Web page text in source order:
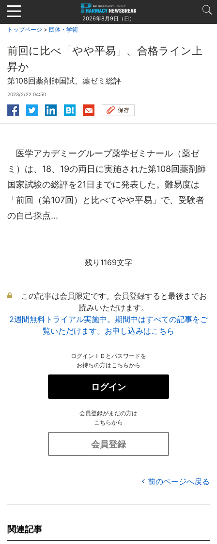
Jump
to
navigation
2026年8月9日（日）
トップページ > 団体・学術
前回に比べ「やや平易」、合格ライン上
昇か
第108回薬剤師国試、薬ゼミ総評
2023/2/22 04:50
保存
医学アカデミーグループ薬学ゼミナール（薬ゼ
ミ）は、18、19の両日に実施された第108回薬剤師
国家試験の総評を21日までに発表した。難易度は
「前回（第107回）と比べてやや平易」で、受験者
の自己採点...
残り1169文字
この記事は会員限定です。会員登録すると最後までお
読みいただけます。
2週間無料トライアル実施中。期間中はすべての記事をご
覧いただけます。お申し込みはこちら
ログインＩＤとパスワードを
お持ちの方はこちらから
ログイン
会員登録がまだの方は
こちらから
会員登録
前のページへ戻る
関連記事